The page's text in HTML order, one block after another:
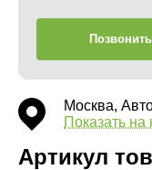
Позвонить
Москва,
Показать на
Артикул